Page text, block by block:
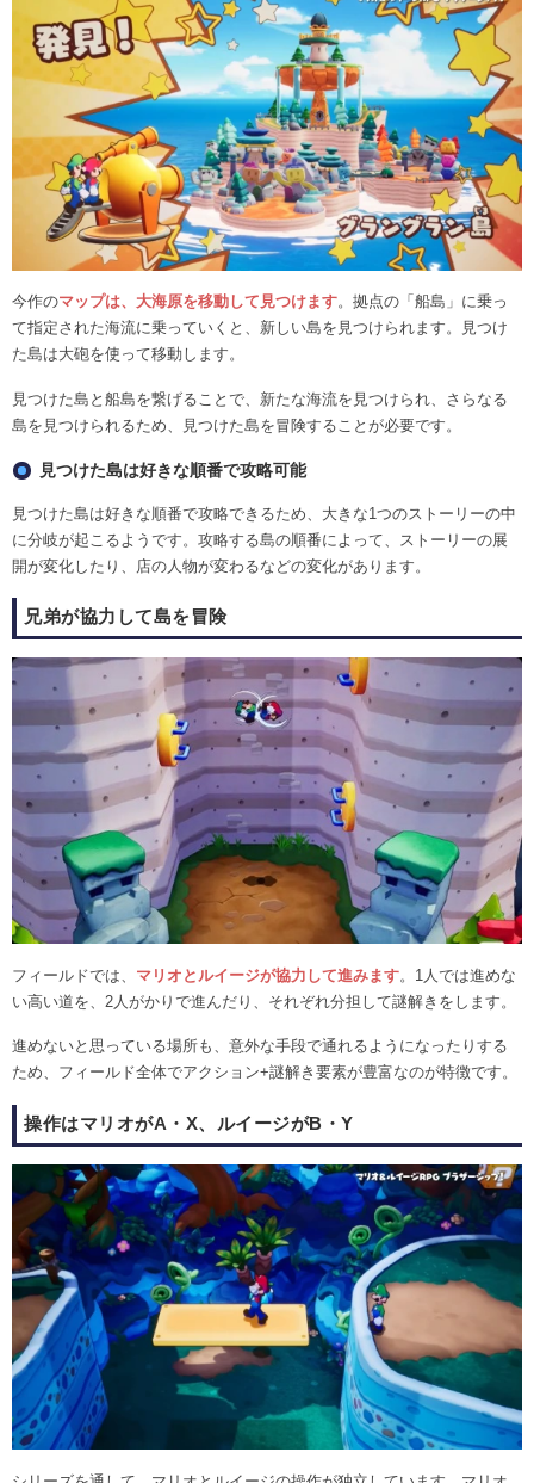
今作のマップは、大海原を移動して見つけます。拠点の「船島」に乗っ
て指定された海流に乗っていくと、新しい島を見つけられます。見つけ
た島は大砲を使って移動します。
見つけた島と船島を繋げることで、新たな海流を見つけられ、さらなる
島を見つけられるため、見つけた島を冒険することが必要です。
見つけた島は好きな順番で攻略可能
見つけた島は好きな順番で攻略できるため、大きな1つのストーリーの中
に分岐が起こるようです。攻略する島の順番によって、ストーリーの展
開が変化したり、店の人物が変わるなどの変化があります。
兄弟が協力して島を冒険
フィールドでは、 マリオとルイージが協力して進みます。1人では進めな
い高い道を、2人がかりで進んだり、それぞれ分担して謎解きをします。
進めないと思っている場所も、意外な手段で通れるようになったりする
ため、フィールド全体でアクション+謎解き要素が豊富なのが特徴です。
操作はマリオがA・X、ルイージがB・Y